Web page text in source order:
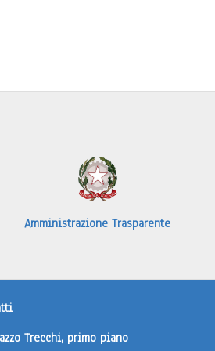
Amministrazione Trasparente
Trecchi, primo piano